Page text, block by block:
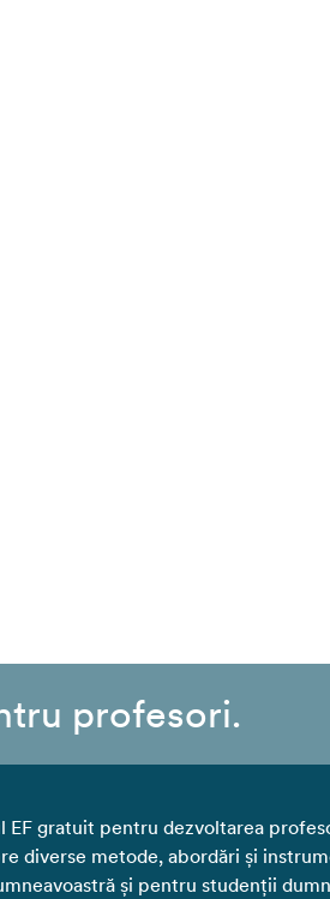
profesori.
gratuit pentru dezvoltarea
diverse metode, abordări și
și pentru studenții